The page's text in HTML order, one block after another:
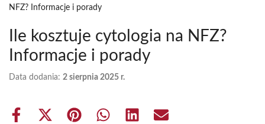
NFZ? Informacje i porady
Ile kosztuje cytologia na NFZ?
Informacje i porady
Data dodania: 2 sierpnia 2025 r.
Share
Share Share Share Share Share